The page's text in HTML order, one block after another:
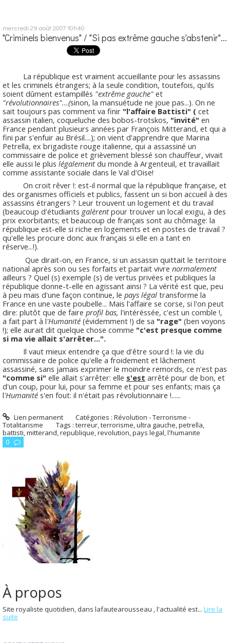
mercredi 29 août 200710h40
"Criminels bienvenus" / "Si pas extrême gauche s'abstenir"...
La république est vraiment accueillante pour les assassins
et les criminels étrangers; à la seule condition, toutefois, qu'ils
soient dûment estampillés "extrême gauche" et
"révolutionnaires"...(sinon, la mansuétude ne joue pas...). On ne
sait toujours pas comment va finir "l'affaire Battisti" ( cet
assassin italien, coqueluche des bobos-trotskos, "invité" en
France pendant plusieurs années par François Mitterand, et qui a
fini par s'enfuir au Brésil....); on vient d'apprendre que Marina
Petrella, ex brigadiste rouge italienne, qui a assassiné un
commissaire de police et grièvement blessé son chauffeur, vivait
elle aussi le plus légalementdu monde à Argenteuil, et travaillait
comme assistante sociale dans le Val d'Oise!
On croit rêver !: est-il normal que la république française, et
des organismes officiels et publics, fassent un si bon accueil à des
assassins étrangers ? Leur trouvent un logement et du travail
(beaucoup d'étudiants galèrentpour trouver un local exigu, à des
prix exorbitants; et beaucoup de français sont au chômage: la
république est-elle si riche en logements et en postes de travail ?
qu'elle les procure donc aux français si elle en a tant en
réserve...!).
Que dirait-on, en France, si un assassin quittait le territoire
national après son ou ses forfaits et partait vivre normalement
ailleurs ? Quel (s) exemple (s) de vertus privées et publiques la
république donne-t-elle en agissant ainsi ? La vérité est que, peu
à peu mais d'une façon continue, le pays légal transforme la
France en une vaste poubelle... Mais l'affaire se corse, si l'on peut
dire: plutôt que de faire profil bas, l'intéréssée, c'est un comble !,
a fait part à l'Humanité (évidemment !) de sa "rage" (ben voyons
!); elle aurait dit quelque chose comme "c'est presque comme
si ma vie allait s'arrêter...".
Il vaut mieux entendre ça que d'être sourd !: la vie du
commissaire de police qu'elle a froidement et lâchement
assassiné, sans jamais exprimer le moindre remords, ce n'est pas
"comme si" elle allait s'arrêter: elle s'est arrêté pour de bon, et
d'un coup, pour lui, pour sa femme et pour ses enfants; mais ça
l'Humanité s'en fout: il n'était pas révolutionnaire !......
Lien permanent Catégories :Révolution - Terrorisme -
Totalitarisme
Tags : terreur,terrorisme,ultra gauche,petrella,
battisti,mitterand,republique,revolution,pays legal,l'humanite
0
À propos
Site royaliste quotidien, dans lafautearousseau , l'actualité est... Lire la
suite